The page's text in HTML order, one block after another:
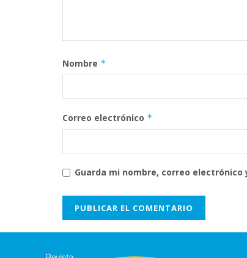
Nombre *
Correo electrónico *
Guarda mi nombre, correo